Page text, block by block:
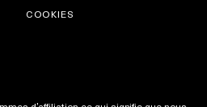
COOKIES